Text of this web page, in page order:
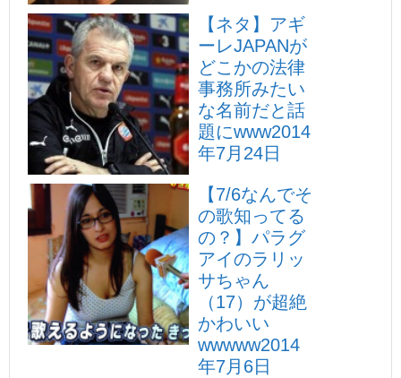
【ネタ】アギ
ーレJAPANが
どこかの法律
事務所みたい
な名前だと話
題にwww2014
年7月24日
【7/6なんでそ
の歌知ってる
の？】パラグ
アイのラリッ
サちゃん
（17）が超絶
かわいい
wwwww2014
年7月6日